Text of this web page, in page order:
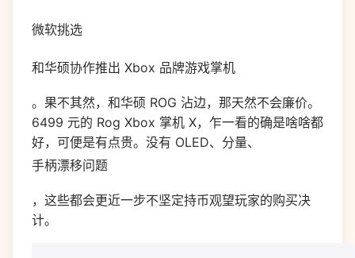
微软挑选
和华硕协作推出 Xbox 品牌游戏掌机
。果不其然，和华硕 ROG 沾边，那天然不会廉价。
6499 元的 Rog Xbox 掌机 X，乍一看的确是啥啥都
好，可便是有点贵。没有 OLED、分量、
手柄漂移问题
，这些都会更近一步不坚定持币观望玩家的购买决
计。